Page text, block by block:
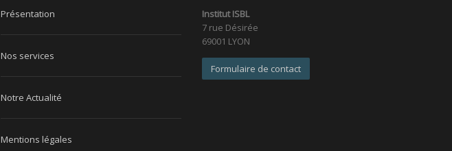
Présentation
Nos services
Notre Actualité
Mentions légales
Institut ISBL
7 rue Désirée
69001 LYON
Formulaire de contact